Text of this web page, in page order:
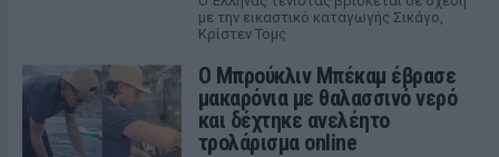
με την εικαστικό καταγωγής Σικάγο,
Κρίστεν Τομς
Ο Μπρούκλιν Μπέκαμ έβρασε
μακαρόνια με θαλασσινό νερό
και δέχτηκε ανελέητο
τρολάρισμα online